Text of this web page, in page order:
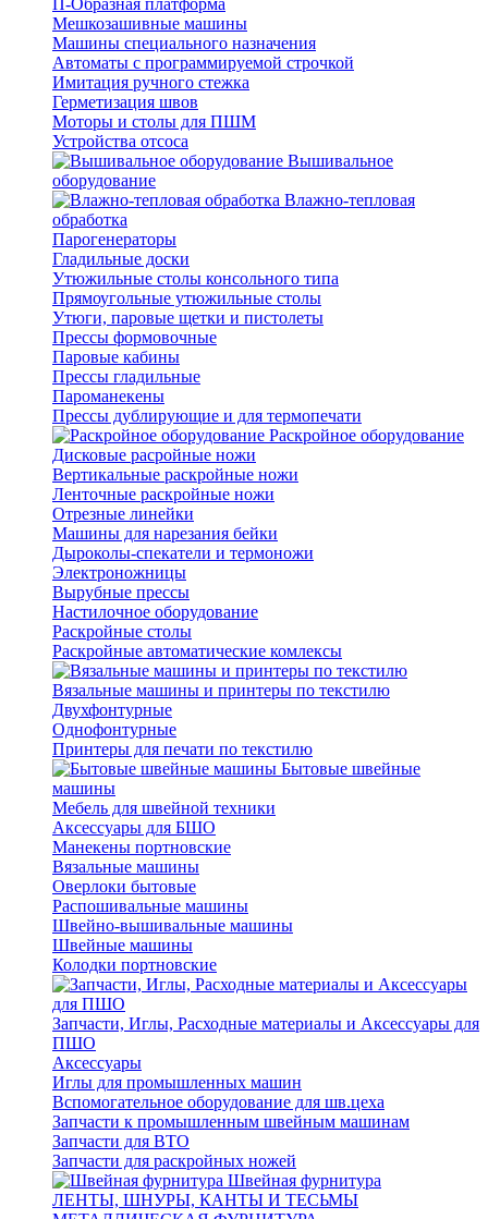
П-Образная платформа
Мешкозашивные машины
Машины специального назначения
Автоматы с программируемой строчкой
Имитация ручного стежка
Герметизация швов
Моторы и столы для ПШМ
Устройства отсоса
Вышивальное
оборудование
Влажно-тепловая
обработка
Парогенераторы
Гладильные доски
Утюжильные столы консольного типа
Прямоугольные утюжильные столы
Утюги, паровые щетки и пистолеты
Прессы формовочные
Паровые кабины
Прессы гладильные
Пароманекены
Прессы дублирующие и для термопечати
Раскройное оборудование
Дисковые расройные ножи
Вертикальные раскройные ножи
Ленточные раскройные ножи
Отрезные линейки
Машины для нарезания бейки
Дыроколы-спекатели и термоножи
Электроножницы
Вырубные прессы
Настилочное оборудование
Раскройные столы
Раскройные автоматические комлексы
Вязальные машины и принтеры по текстилю
Двухфонтурные
Однофонтурные
Принтеры для печати по текстилю
Бытовые швейные
машины
Мебель для швейной техники
Аксессуары для БШО
Манекены портновские
Вязальные машины
Оверлоки бытовые
Распошивальные машины
Швейно-вышивальные машины
Швейные машины
Колодки портновские
Запчасти, Иглы, Расходные материалы и Аксессуары для
ПШО
Аксессуары
Иглы для промышленных машин
Вспомогательное оборудование для шв.цеха
Запчасти к промышленным швейным машинам
Запчасти для ВТО
Запчасти для раскройных ножей
Швейная фурнитура
ЛЕНТЫ, ШНУРЫ, КАНТЫ И ТЕСЬМЫ